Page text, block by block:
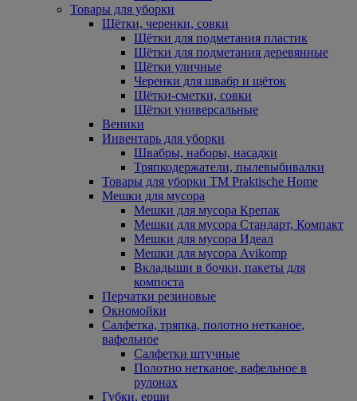
Товары для уборки
Щётки, черенки, совки
Щётки для подметания пластик
Щётки для подметания деревянные
Щётки уличные
Черенки для швабр и щёток
Щётки-сметки, совки
Щётки универсальные
Веники
Инвентарь для уборки
Швабры, наборы, насадки
Тряпкодержатели, пылевыбивалки
Товары для уборки ТМ Praktische Home
Мешки для мусора
Мешки для мусора Крепак
Мешки для мусора Стандарт, Компакт
Мешки для мусора Идеал
Мешки для мусора Avikomp
Вкладыши в бочки, пакеты для
компоста
Перчатки резиновые
Окномойки
Салфетка, тряпка, полотно нетканое,
вафельное
Салфетки штучные
Полотно нетканое, вафельное в
рулонах
Губки, ерши